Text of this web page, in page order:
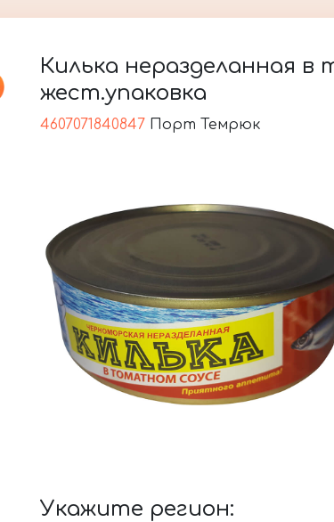
Килька неразделанная в
жест.упаковка
4607071840847 Порт Темрюк
Укажите регион: